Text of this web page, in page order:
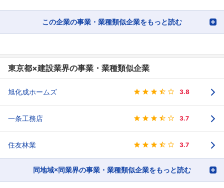
この企業の事業・業種類似企業をもっと読む
東京都×建設業界の事業・業種類似企業
旭化成ホームズ 3.8
一条工務店 3.7
住友林業 3.7
同地域×同業界の事業・業種類似企業をもっと読む